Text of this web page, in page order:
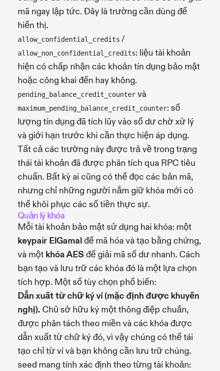
mã ngay lập tức. Đây là trường cần dùng để
hiển thị.
allow_confidential_credits /
allow_non_confidential_credits: liệu tài khoản
hiện có chấp nhận các khoản tín dụng bảo mật
hoặc công khai đến hay không.
pending_balance_credit_counter và
maximum_pending_balance_credit_counter: số
lượng tín dụng đã tích lũy vào số dư chờ xử lý
và giới hạn trước khi cần thực hiện áp dụng.
Tất cả các trường này được trả về trong trạng
thái tài khoản đã được phân tích qua RPC tiêu
chuẩn. Bất kỳ ai cũng có thể đọc các bản mã,
nhưng chỉ những người nắm giữ khóa mới có
thể khôi phục các số tiền thực sự.
Quản lý khóa
Mỗi tài khoản bảo mật sử dụng hai khóa: một
keypair ElGamalđể mã hóa và tạo bằng chứng,
và một khóa AES để giải mã số dư nhanh. Cách
bạn tạo và lưu trữ các khóa đó là một lựa chọn
tích hợp. Một số tùy chọn phổ biến:
Dẫn xuất từ chữ ký ví (mặc định được khuyến
nghị). Chủ sở hữu ký một thông điệp chuẩn,
được phân tách theo miền và các khóa được
dẫn xuất từ chữ ký đó, vì vậy chúng có thể tái
tạo chỉ từ ví và bạn không cần lưu trữ chúng.
seed mang tính xác định theo từng tài khoản: